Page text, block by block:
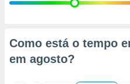
Como está o tempo
em agosto?